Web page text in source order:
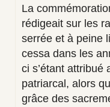
La
rédigeait sur les
serrée et à peine
cessa dans les
ci s’étant
patriarcal, alors
grâce des